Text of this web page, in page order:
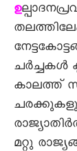
ഉ
ചർച്ചകൾ
കാലത്ത്
മറ്റു